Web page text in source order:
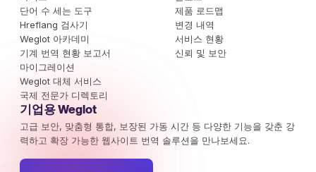
단어 수 세는 도구
Hreflang 검사기
Weglot 아카데미
기계 번역 현황 보고서
마이그레이션
Weglot 대체 서비스
국제 전문가 디렉토리
제품 로드맵
변경 내역
서비스 현황
신뢰 및 보안
기업용 Weglot
고급 보안, 맞춤형 통합, 보장된 가동 시간 등 다양한 기능을 갖춘 강
력하고 확장 가능한 웹사이트 번역 솔루션을 만나보세요.